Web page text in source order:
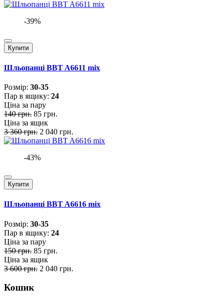
-39%
Купити
Шльопанці BBT A6611 mix
Розмiр: 30-35
Пар в ящику: 24
Ціна за пару
140 грн. 85 грн.
Ціна за ящик
3 360 грн. 2 040 грн.
-43%
Купити
Шльопанці BBT A6616 mix
Розмiр: 30-35
Пар в ящику: 24
Ціна за пару
150 грн. 85 грн.
Ціна за ящик
3 600 грн. 2 040 грн.
Кошик